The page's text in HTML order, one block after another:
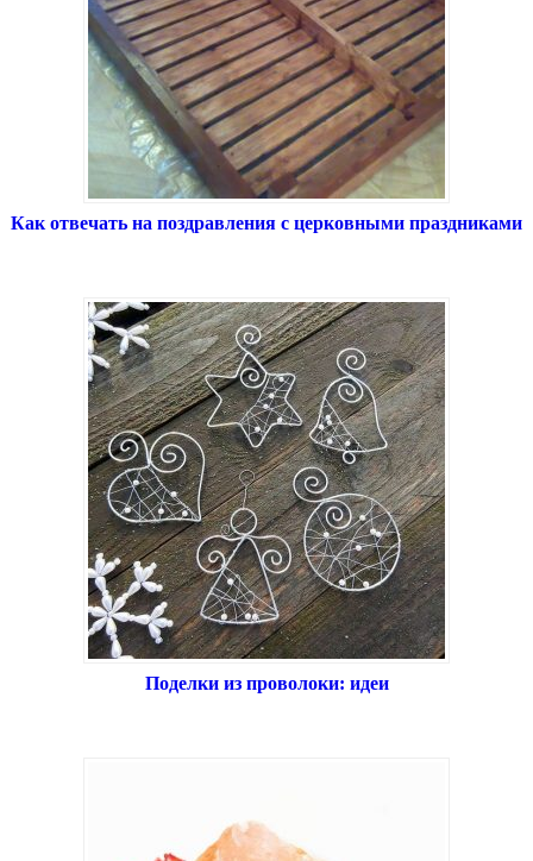
Как отвечать на поздравления с церковными праздниками
Поделки из проволоки: идеи